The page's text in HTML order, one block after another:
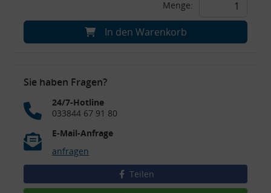
Menge:
In den Warenkorb
Sie haben Fragen?
24/7-Hotline
033844 67 91 80
E-Mail-Anfrage
anfragen
Teilen